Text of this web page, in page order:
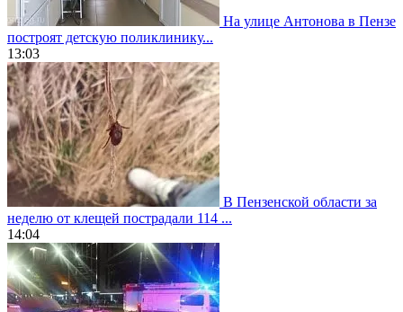
На улице Антонова в Пензе
построят детскую поликлинику...
13:03
В Пензенской области за
неделю от клещей пострадали 114 ...
14:04